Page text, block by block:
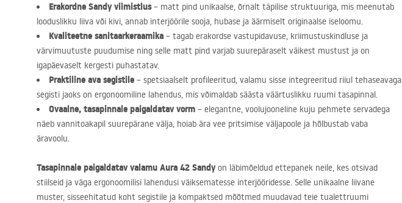
Erakordne Sandy viimistlus– matt pind unikaalse, õrnalt täpilise struktuuriga, mis meenutab
looduslikku liiva või kivi, annab interjöörile sooja, hubase ja äärmiselt originaalse iseloomu.
Kvaliteetne sanitaarkeraamika – tagab erakordse vastupidavuse, kriimustuskindluse ja
värvimuutuste puudumise ning selle matt pind varjab suurepäraselt väikest mustust ja on
igapäevaselt kergesti puhastatav.
Praktiline ava segistile – spetsiaalselt profileeritud, valamu sisse integreeritud riiul tehaseavaga
segisti jaoks on ergonoomiline lahendus, mis võimaldab säästa väärtuslikku ruumi tasapinnal.
Ovaalne, tasapinnale paigaldatav vorm – elegantne, voolujooneline kuju pehmete servadega
näeb vannitoakapil suurepärane välja, hoiab ära vee pritsimise väljapoole ja hõlbustab vaba
äravoolu.
Tasapinnale paigaldatav valamu Aura 42 Sandyon läbimõeldud ettepanek neile, kes otsivad
stiilseid ja väga ergonoomilisi lahendusi väiksematesse interjööridesse. Selle unikaalne liivane
muster, sisseehitatud koht segistile ja kompaktsed mõõtmed muudavad teie tualettruumi